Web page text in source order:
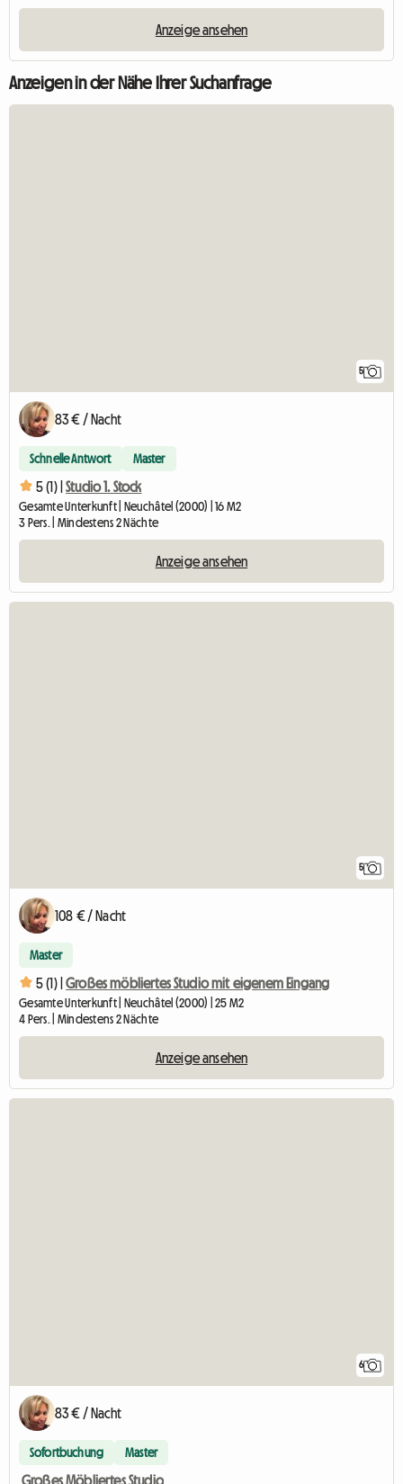
Anzeige ansehen
Anzeigen in der Nähe Ihrer Suchanfrage
5
83 € / Nacht
Schnelle Antwort Master
5 (1) | Studio 1. Stock
Gesamte Unterkunft | Neuchâtel (2000) | 16 M2
3 Pers. | Mindestens 2 Nächte
Anzeige ansehen
5
108 € / Nacht
Master
5 (1) | Großes möbliertes Studio mit eigenem Eingang
Gesamte Unterkunft | Neuchâtel (2000) | 25 M2
4 Pers. | Mindestens 2 Nächte
Anzeige ansehen
6
83 € / Nacht
Sofortbuchung Master
Großes Möbliertes Studio